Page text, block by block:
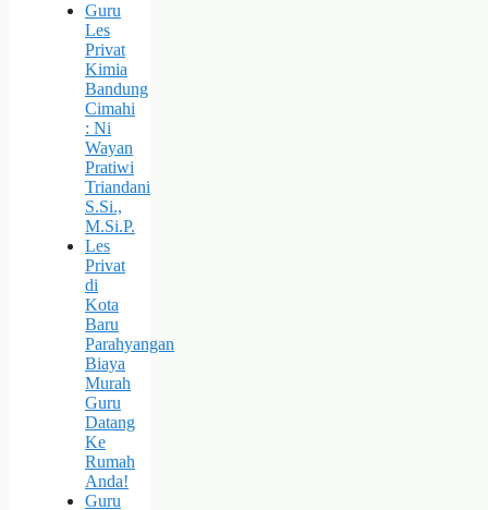
Guru
Les
Privat
Kimia
Bandung
Cimahi
: Ni
Wayan
Pratiwi
Triandani
S.Si.,
M.Si.P.
Les
Privat
di
Kota
Baru
Parahyangan
Biaya
Murah
Guru
Datang
Ke
Rumah
Anda!
Guru